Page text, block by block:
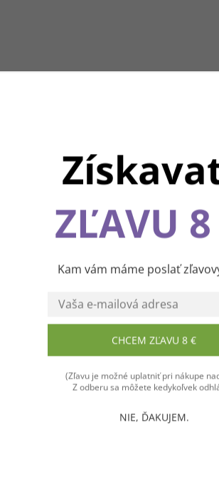
spríjemnili pohodlnú cestu
Vďaka vašim podnetom
príjemný zážitok! 💜
ZĽAVU
CHCEM ZĽAVU 8 €
(Zľavu je možné uplatniť pri nákupe nad